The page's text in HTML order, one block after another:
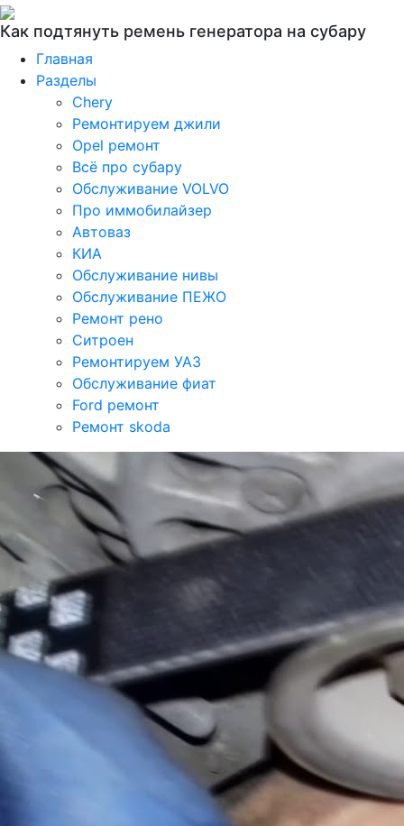
Как подтянуть ремень генератора на субару
Главная
Разделы
Chery
Ремонтируем джили
Opel ремонт
Всё про субару
Обслуживание VOLVO
Про иммобилайзер
Автоваз
КИА
Обслуживание нивы
Обслуживание ПЕЖО
Ремонт рено
Ситроен
Ремонтируем УАЗ
Обслуживание фиат
Ford ремонт
Ремонт skoda